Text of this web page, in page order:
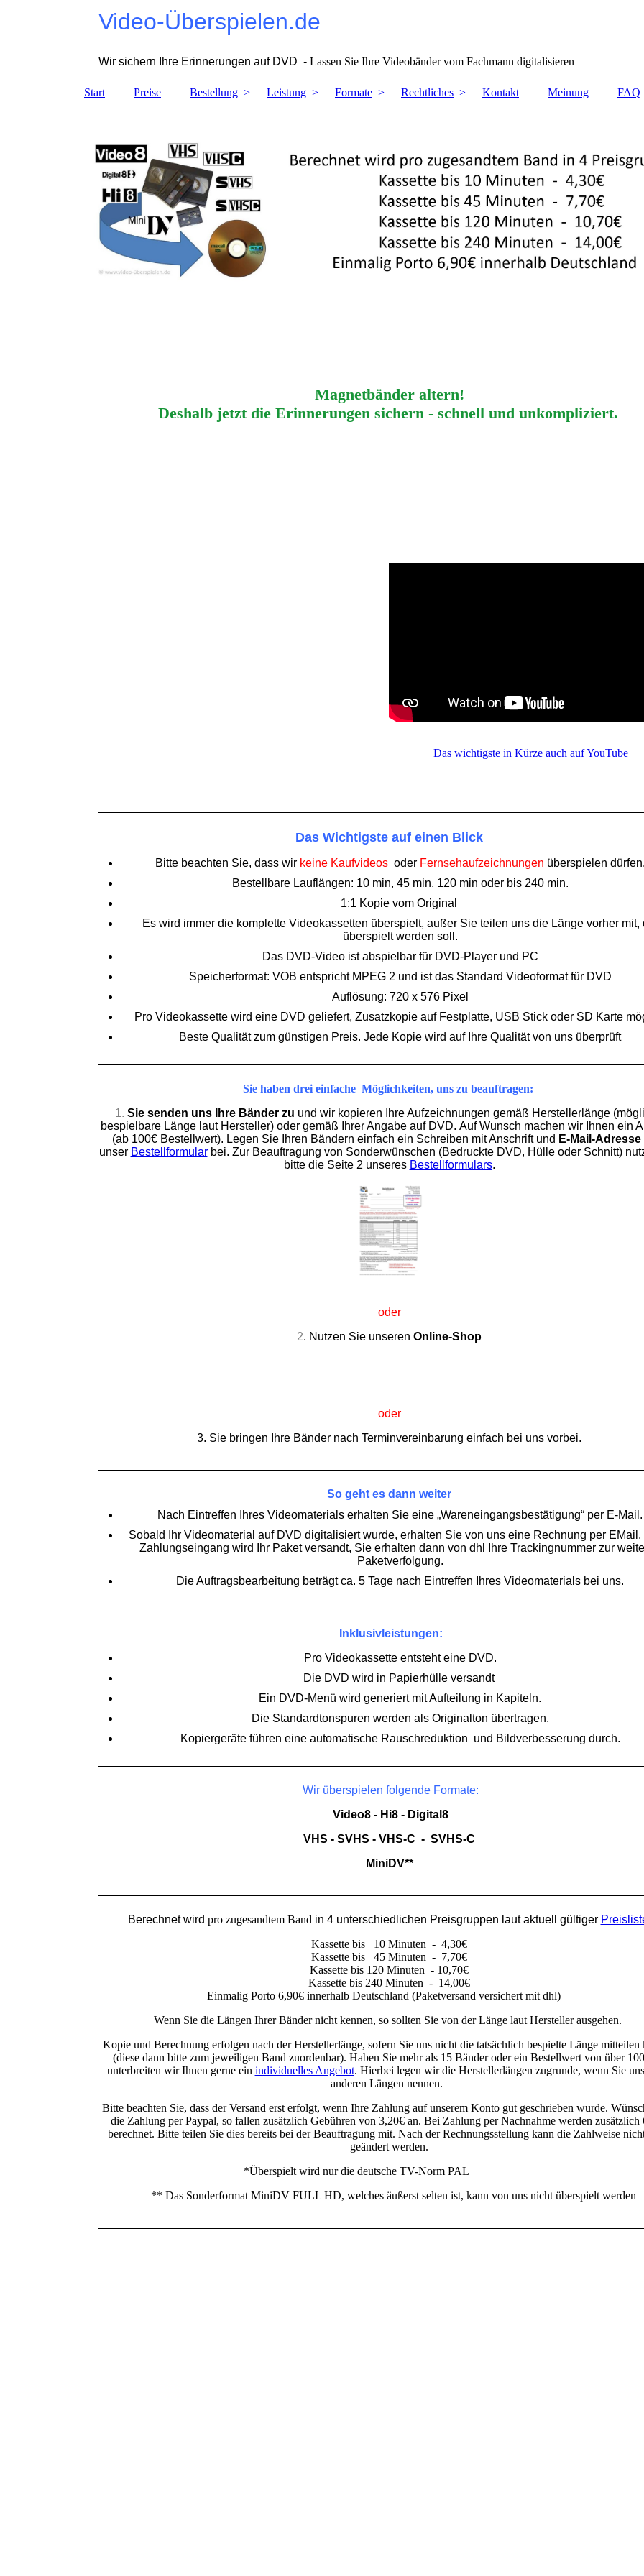
Video-Überspielen.de
Wir sichern Ihre Erinnerungen auf DVD - Lassen Sie Ihre Videobänder vom Fachmann digitalisieren
Start Preise Bestellung Leistung Formate Rechtliches Kontakt Meinung FAQ
Magnetbänder altern!
Deshalb jetzt die Erinnerungen sichern - schnell und unkompliziert.
Das wichtigste in Kürze auch auf YouTube
Das Wichtigste auf einen Blick
Bitte beachten Sie, dass wir keine Kaufvideos oder Fernsehaufzeichnungen überspielen
Bestellbare Lauflängen: 10 min, 45 min, 120 min oder bis 240 min.
1:1 Kopie vom Original
Es wird immer die komplette Videokassetten überspielt, außer Sie teilen uns die Länge vorher mit,
überspielt werden soll.
Das DVD-Video ist abspielbar für DVD-Player und PC
Speicherformat: VOB entspricht MPEG 2 und ist das Standard Videoformat für DVD
Auflösung: 720 x 576 Pixel
Pro Videokassette wird eine DVD geliefert, Zusatzkopie auf Festplatte, USB Stick oder SD Karte
Beste Qualität zum günstigen Preis. Jede Kopie wird auf Ihre Qualität von uns überprüft
Sie haben drei einfache Möglichkeiten, uns zu beauftragen:
1. Sie senden uns Ihre Bänder zu und wir kopieren Ihre Aufzeichnungen gemäß Herstellerlänge
bespielbare Länge laut Hersteller) oder gemäß Ihrer Angabe auf DVD. Auf Wunsch machen wir Ihnen ein
(ab 100€ Bestellwert). Legen Sie Ihren Bändern einfach ein Schreiben mit Anschrift und E-Mail-Adresse
unser Bestellformularbei. Zur Beauftragung von Sonderwünschen (Bedruckte DVD, Hülle oder Schnitt)
bitte die Seite 2 unseres Bestellformulars.
oder
2. Nutzen Sie unseren Online-Shop
oder
3. Sie bringen Ihre Bänder nach Terminvereinbarung einfach bei uns vorbei.
So geht es dann weiter
Nach Eintreffen Ihres Videomaterials erhalten Sie eine „Wareneingangsbestätigung“ per E-Mail.
Sobald Ihr Videomaterial auf DVD digitalisiert wurde, erhalten Sie von uns eine Rechnung per EMail.
Zahlungseingang wird Ihr Paket versandt, Sie erhalten dann von dhl Ihre Trackingnummer zur
Paketverfolgung.
Die Auftragsbearbeitung beträgt ca. 5 Tage nach Eintreffen Ihres Videomaterials bei uns.
Inklusivleistungen:
Pro Videokassette entsteht eine DVD.
Die DVD wird in Papierhülle versandt
Ein DVD-Menü wird generiert mit Aufteilung in Kapiteln.
Die Standardtonspuren werden als Originalton übertragen.
Kopiergeräte führen eine automatische Rauschreduktion und Bildverbesserung durch.
Wir überspielen folgende Formate:
Video8 - Hi8 - Digital8
VHS - SVHS - VHS-C - SVHS-C
MiniDV**
Berechnet wird pro zugesandtem Band in 4 unterschiedlichen Preisgruppen laut aktuell gültiger
Kassette bis 10 Minuten - 4,30€
Kassette bis 45 Minuten - 7,70€
Kassette bis 120 Minuten - 10,70€
Kassette bis 240 Minuten - 14,00€
Einmalig Porto 6,90€ innerhalb Deutschland (Paketversand versichert mit dhl)
Wenn Sie die Längen Ihrer Bänder nicht kennen, so sollten Sie von der Länge laut Hersteller ausgehen.
Kopie und Berechnung erfolgen nach der Herstellerlänge, sofern Sie uns nicht die tatsächlich bespielte Länge mitteilen
(diese dann bitte zum jeweiligen Band zuordenbar). Haben Sie mehr als 15 Bänder oder ein Bestellwert von über
unterbreiten wir Ihnen gerne ein individuelles Angebot. Hierbei legen wir die Herstellerlängen zugrunde, wenn Sie
anderen Längen nennen.
Bitte beachten Sie, dass der Versand erst erfolgt, wenn Ihre Zahlung auf unserem Konto gut geschrieben wurde.
die Zahlung per Paypal, so fallen zusätzlich Gebühren von 3,20€ an. Bei Zahlung per Nachnahme werden zusätzlich
berechnet. Bitte teilen Sie dies bereits bei der Beauftragung mit. Nach der Rechnungsstellung kann die Zahlweise
geändert werden.
*Überspielt wird nur die deutsche TV-Norm PAL
** Das Sonderformat MiniDV FULL HD, welches äußerst selten ist, kann von uns nicht überspielt werden